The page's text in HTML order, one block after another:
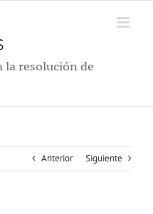
la resolución de
Anterior Siguiente